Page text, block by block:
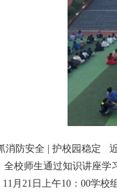
消防安全 | 护校园稳定
校师生通过知识讲座
月21日上午10：00学校